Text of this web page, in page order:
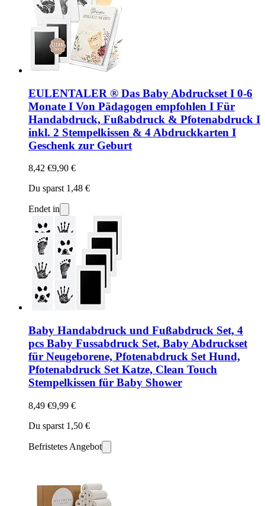
EULENTALER ® Das Baby Abdruckset I 0-6
Monate I Von Pädagogen empfohlen I Für
Handabdruck, Fußabdruck & Pfotenabdruck I
inkl. 2 Stempelkissen & 4 Abdruckkarten I
Geschenk zur Geburt
8,42 €9,90 €
Du sparst 1,48 €
Endet in
Baby Handabdruck und Fußabdruck Set, 4
pcs Baby Fussabdruck Set, Baby Abdruckset
für Neugeborene, Pfotenabdruck Set Hund,
Pfotenabdruck Set Katze, Clean Touch
Stempelkissen für Baby Shower
8,49 €9,99 €
Du sparst 1,50 €
Befristetes Angebot